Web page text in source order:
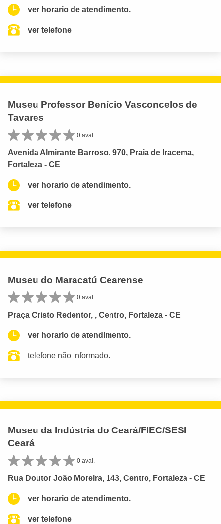
ver horario de atendimento.
ver telefone
Museu Professor Benício Vasconcelos de
Tavares
0 aval.
Avenida Almirante Barroso, 970, Praia de Iracema,
Fortaleza - CE
ver horario de atendimento.
ver telefone
Museu do Maracatú Cearense
0 aval.
Praça Cristo Redentor, , Centro, Fortaleza - CE
ver horario de atendimento.
telefone não informado.
Museu da Indústria do Ceará/FIEC/SESI
Ceará
0 aval.
Rua Doutor João Moreira, 143, Centro, Fortaleza - CE
ver horario de atendimento.
ver telefone